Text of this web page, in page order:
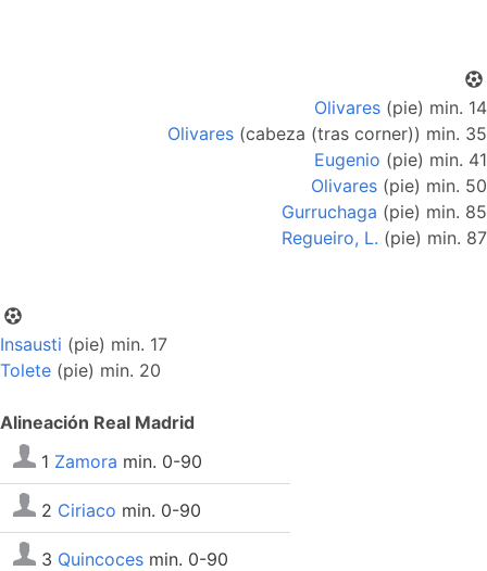
Olivares (pie) min. 14
Olivares (cabeza (tras corner)) min. 35
Eugenio (pie) min. 41
Olivares (pie) min. 50
Gurruchaga (pie) min. 85
Regueiro, L. (pie) min. 87
Insausti (pie) min. 17
Tolete (pie) min. 20
Alineación Real Madrid
1 Zamora min. 0-90
2 Ciriaco min. 0-90
3 Quincoces min. 0-90